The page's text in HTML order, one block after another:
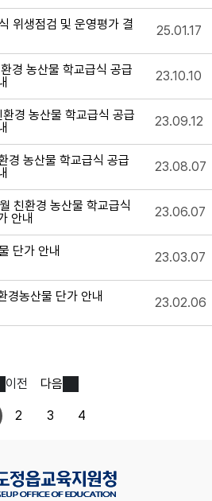
위생점검 및 운영평가 결
25.01.17
경 농산물 학교급식 공급
23.10.10
경 농산물 학교급식 공급
23.09.12
경 농산물 학교급식 공급
23.08.07
친환경 농산물 학교급식
안내
23.06.07
단가 안내 23.03.07
농산물 단가 안내 23.02.06
이전
2 3 4
다음